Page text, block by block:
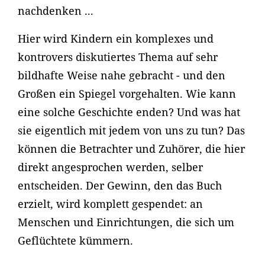
nachdenken ...
Hier wird Kindern ein komplexes und
kontrovers diskutiertes Thema auf sehr
bildhafte Weise nahe gebracht - und den
Großen ein Spiegel vorgehalten. Wie kann
eine solche Geschichte enden? Und was hat
sie eigentlich mit jedem von uns zu tun? Das
können die Betrachter und Zuhörer, die hier
direkt angesprochen werden, selber
entscheiden. Der Gewinn, den das Buch
erzielt, wird komplett gespendet: an
Menschen und Einrichtungen, die sich um
Geflüchtete kümmern.